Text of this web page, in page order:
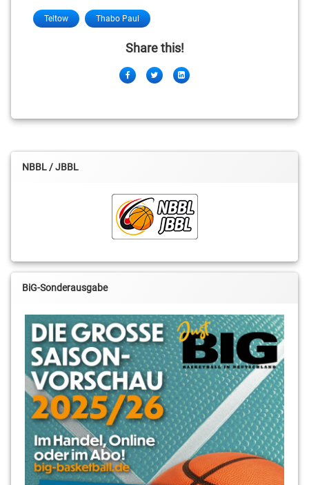
Teltow Thabo Paul
Share this!
FacebookTwitterLinkedIn
NBBL / JBBL
BiG-Sonderausgabe